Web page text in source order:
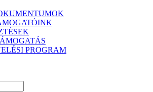
PROGRAM